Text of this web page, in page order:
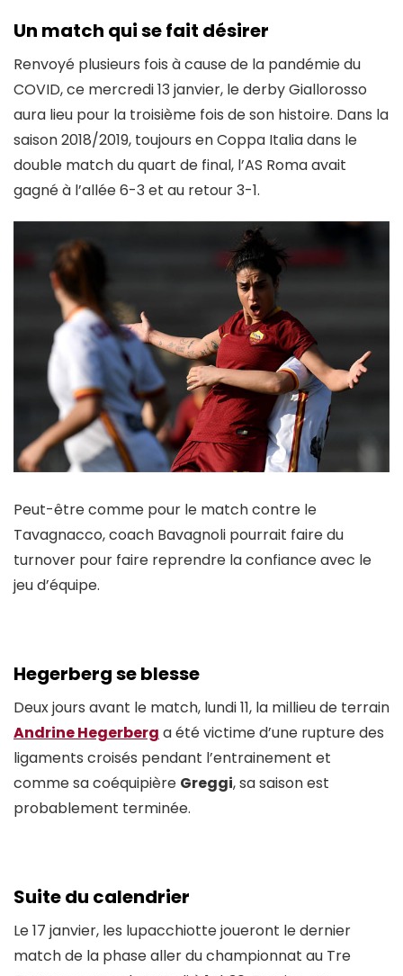
Un match qui se fait désirer
Renvoyé plusieurs fois à cause de la pandémie du
COVID, ce mercredi 13 janvier, le derby Giallorosso
aura lieu pour la troisième fois de son histoire. Dans la
saison 2018/2019, toujours en Coppa Italia dans le
double match du quart de final, l’AS Roma avait
gagné à l’allée 6-3 et au retour 3-1.
Peut-être comme pour le match contre le
Tavagnacco, coach Bavagnoli pourrait faire du
turnover pour faire reprendre la confiance avec le
jeu d’équipe.
Hegerberg se blesse
Deux jours avant le match, lundi 11, la millieu de terrain
Andrine Hegerberg a été victime d’une rupture des
ligaments croisés pendant l’entrainement et
comme sa coéquipière Greggi, sa saison est
probablement terminée.
Suite du calendrier
Le 17 janvier, les lupacchiotte joueront le dernier
match de la phase aller du championnat au Tre